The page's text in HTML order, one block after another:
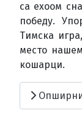
са ехоом
победу.
Тимска
место
кошарци.